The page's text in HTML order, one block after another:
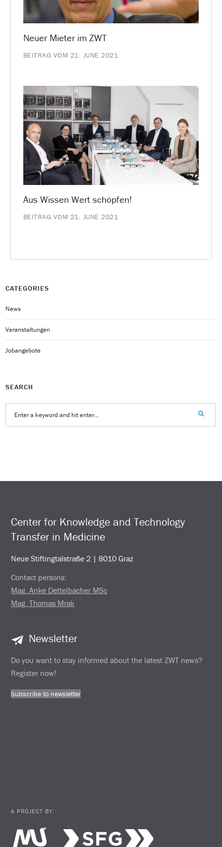
Neuer Mieter im ZWT
BEITRAG VOM 21. JUNE 2021
Aus Wissen Wert schöpfen!
BEITRAG VOM 21. JUNE 2021
CATEGORIES
News
Veranstaltungen
Jobangebote
SEARCH
Center for Knowledge and Technology
Transfer in Medicine
Neue Stiftingtalstraße 2 | 8010 Graz
Contact persons:
Mag. Anke Dettelbacher MSc
Mag. Thomas Mrak
Newsletter
Do you want to stay informed about the latest ZWT news?
Register now!
Subscribe to newsletter
A PROJECT BY: